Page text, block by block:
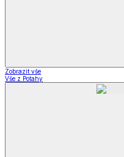
Zobrazit vše
Vše z Potahy